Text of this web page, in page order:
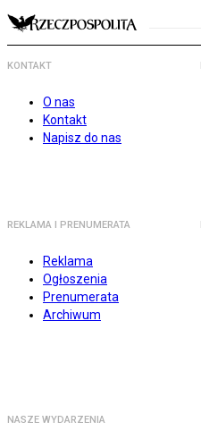
KONTAKT
O nas
Kontakt
Napisz do nas
REKLAMA I PRENUMERATA
Reklama
Ogłoszenia
Prenumerata
Archiwum
NASZE WYDARZENIA